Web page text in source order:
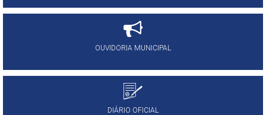
OUVIDORIA MUNICIPAL
DIÁRIO OFICIAL